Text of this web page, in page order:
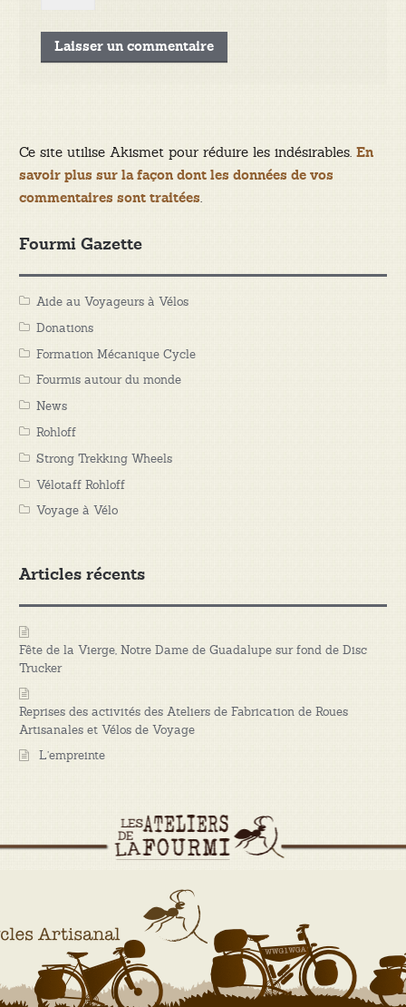
Ce site utilise Akismet pour réduire les indésirables. En
savoir plus sur la façon dont les données de vos
commentaires sont traitées.
Fourmi Gazette
Aide au Voyageurs à Vélos
Donations
Formation Mécanique Cycle
Fourmis autour du monde
News
Rohloff
Strong Trekking Wheels
Vélotaff Rohloff
Voyage à Vélo
Articles récents
Fête de la Vierge, Notre Dame de Guadalupe sur fond de Disc
Trucker
Reprises des activités des Ateliers de Fabrication de Roues
Artisanales et Vélos de Voyage
L’empreinte